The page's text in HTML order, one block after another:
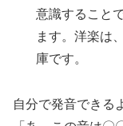
意識すること
ます。洋楽は
庫です。
自分で発音できる